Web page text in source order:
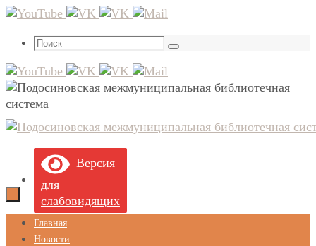
Перейти
содержимому
Что
Поиск
Версия
для
слабовидящих
ПерейтиГлавная
Новости